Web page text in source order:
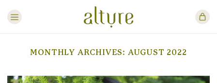
MONTHLY ARCHIVES: AUGUST 2022